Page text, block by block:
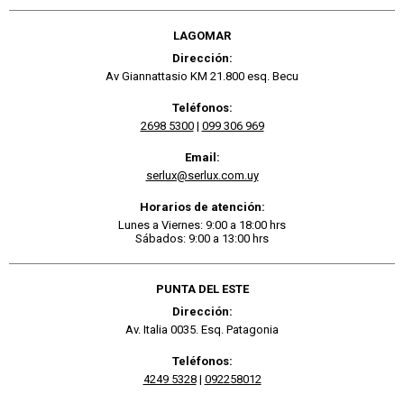
LAGOMAR
Dirección:
Av Giannattasio KM 21.800 esq. Becu
Teléfonos:
2698 5300| 099 306 969
Email:
serlux@serlux.com.uy
Horarios de atención:
Lunes a Viernes: 9:00 a 18:00 hrs
Sábados: 9:00 a 13:00 hrs
PUNTA DEL ESTE
Dirección:
Av. Italia 0035. Esq. Patagonia
Teléfonos:
4249 5328| 092258012